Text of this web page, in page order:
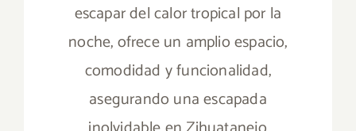
escapar del calor tropical por la
noche, ofrece un amplio espacio,
comodidad y funcionalidad,
asegurando una escapada